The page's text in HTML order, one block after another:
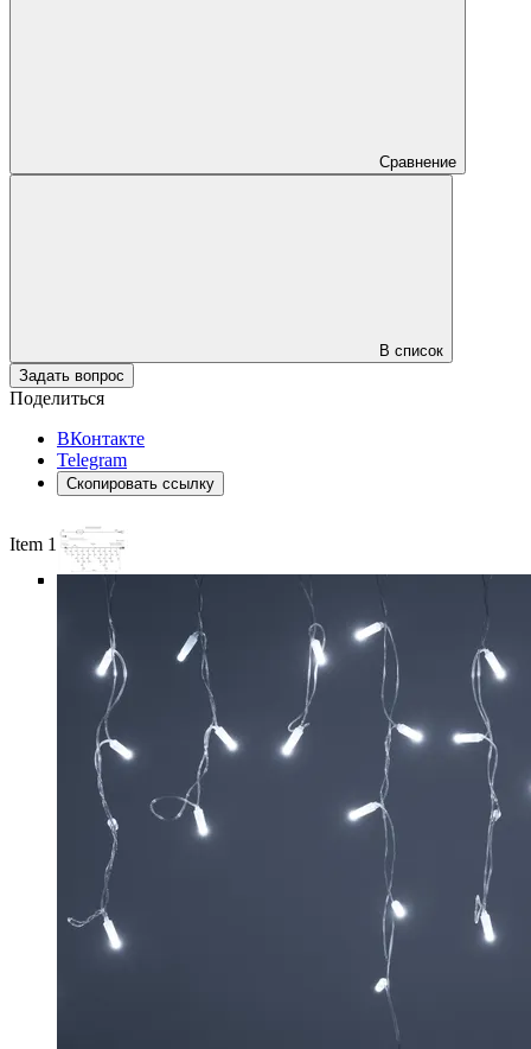
Сравнение
В список
Задать вопрос
Поделиться
ВКонтакте
Telegram
Скопировать ссылку
Item 1 of 6